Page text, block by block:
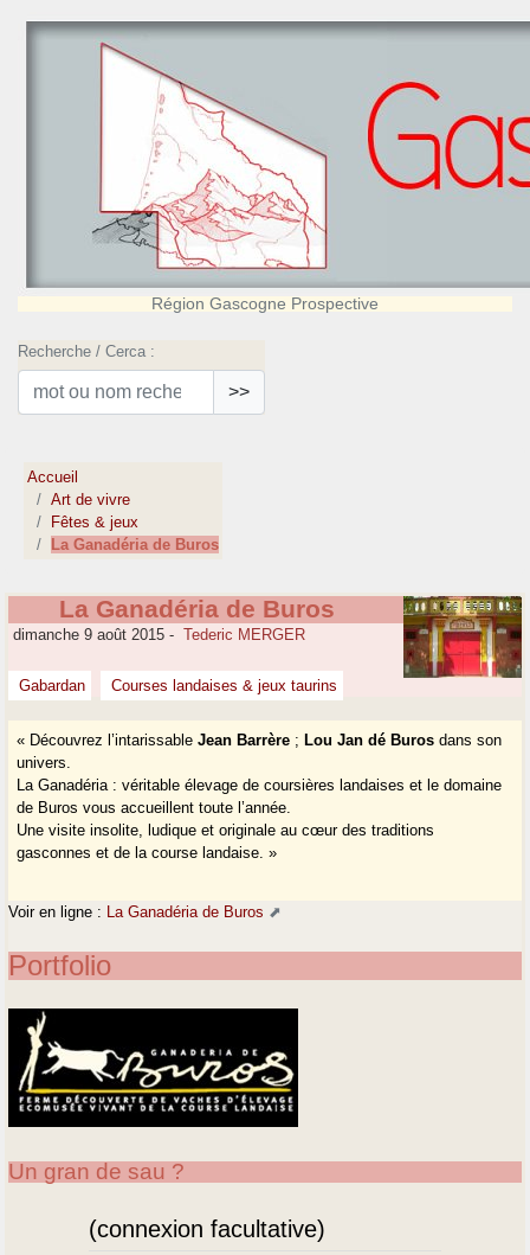
Région Gascogne Prospective
Recherche / Cerca :
>>
Accueil
Art de vivre
Fêtes & jeux
La Ganadéria de Buros
La Ganadéria de Buros
dimanche 9 août 2015 - Tederic MERGER
Gabardan Courses landaises & jeux taurins
« Découvrez l’intarissableJean Barrère ; Lou Jan dé Buros dans son
univers.
La Ganadéria : véritable élevage de coursières landaises et le domaine
de Buros vous accueillent toute l’année.
Une visite insolite, ludique et originale au cœur des traditions
gasconnes et de la course landaise. »
Voir en ligne : La Ganadéria de Buros
Portfolio
Un gran de sau ?
(connexion facultative)